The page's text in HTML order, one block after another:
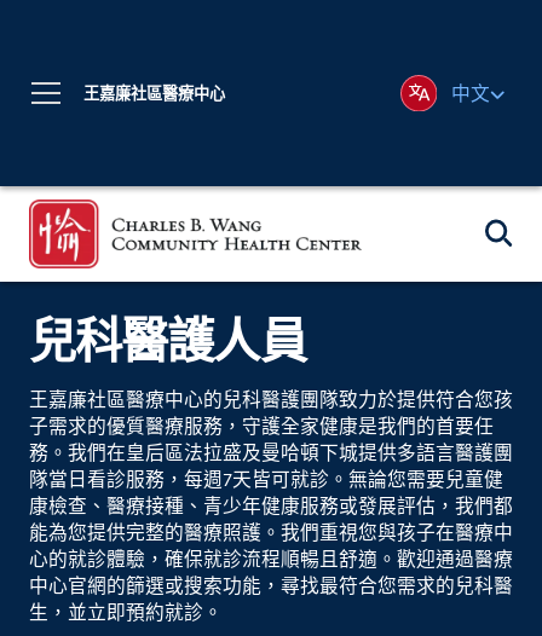
王嘉廉社區醫療中心 中文
兒科醫護人員
王嘉廉社區醫療中心的兒科醫護團隊致力於提供符合您孩
子需求的優質醫療服務，守護全家健康是我們的首要任
務。我們在皇后區法拉盛及曼哈頓下城提供多語言醫護團
隊當日看診服務，每週7天皆可就診。無論您需要兒童健
康檢查、醫療接種、青少年健康服務或發展評估，我們都
能為您提供完整的醫療照護。我們重視您與孩子在醫療中
心的就診體驗，確保就診流程順暢且舒適。歡迎通過醫療
中心官網的篩選或搜索功能，尋找最符合您需求的兒科醫
生，並立即預約就診。